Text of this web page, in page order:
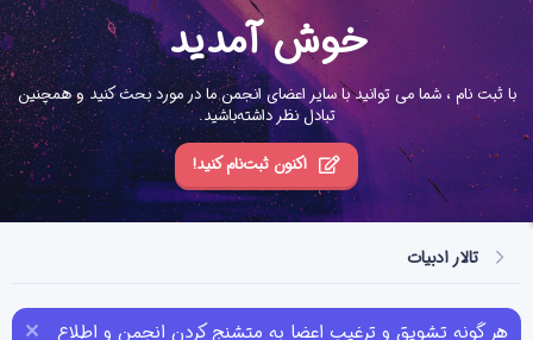
خوش آمدید
با ثبت نام ، شما می توانید با سایر اعضای انجمن ما در مورد بحث کنید و همچنین
تبادل نظر داشته‌باشید.
اکنون ثبت‌نام کنید!
تالار ادبیات
هر گونه تشویق و ترغیب اعضا به متشنج کردن انجمن و اطلاع